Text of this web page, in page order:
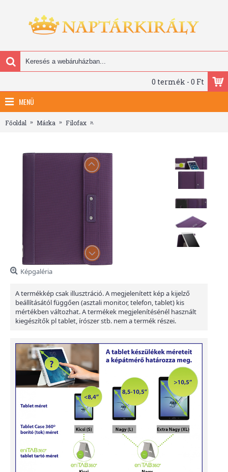
0 termék - 0 Ft
MENÜ
Főoldal Márka Filofax
Képgaléria
A termékkép csak illusztráció. A megjelenített kép a kijelző
beállításától függően (asztali monitor, telefon, tablet) kis
mértékben változhat. A termékek megjelenítésénél használt
kiegészítők pl tablet, írószer stb. nem a termék részei.